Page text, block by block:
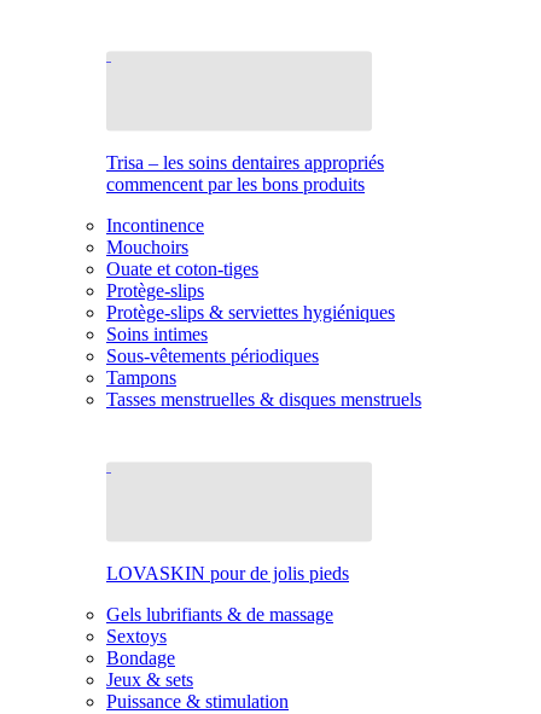
Trisa – les soins dentaires appropriés
commencent par les bons produits
Incontinence
Mouchoirs
Ouate et coton-tiges
Protège-slips
Protège-slips & serviettes hygiéniques
Soins intimes
Sous-vêtements périodiques
Tampons
Tasses menstruelles & disques menstruels
LOVASKIN pour de jolis pieds
Gels lubrifiants & de massage
Sextoys
Bondage
Jeux & sets
Puissance & stimulation